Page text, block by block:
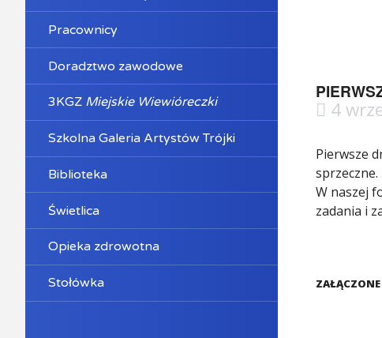
Pracownicy
Doradztwo zawodowe
3KGZ Miejskie Wiewióreczki
Szkolna Galeria Artystów Trójki
Biblioteka
Świetlica
Opieka zdrowotna
Stołówka
4
Pierwsze
W naszej
zadania i
ZAŁĄCZONE